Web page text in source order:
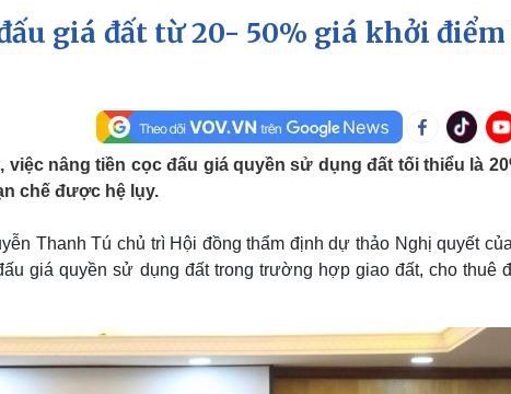
Hồ sơ
Infographic
Thể thao
Bóng đá
Lịch thi đấu bóng đá
Thế giới thể thao
Hậu trường
Ô tô - Xe máy
Ô tô
Xe máy
Văn hóa
Văn học
Âm nhạc
Di sản
Giải trí
Thời trang
Sao Việt
giá đất từ 20- 50% giá khởi
việc nâng tiền cọc đấu giá quyền sử dụng đất tối thiểu là
chế được hệ lụy.
Thanh Tú chủ trì Hội đồng thẩm định dự thảo Nghị quyết
giá quyền sử dụng đất trong trường hợp giao đất, cho thuê